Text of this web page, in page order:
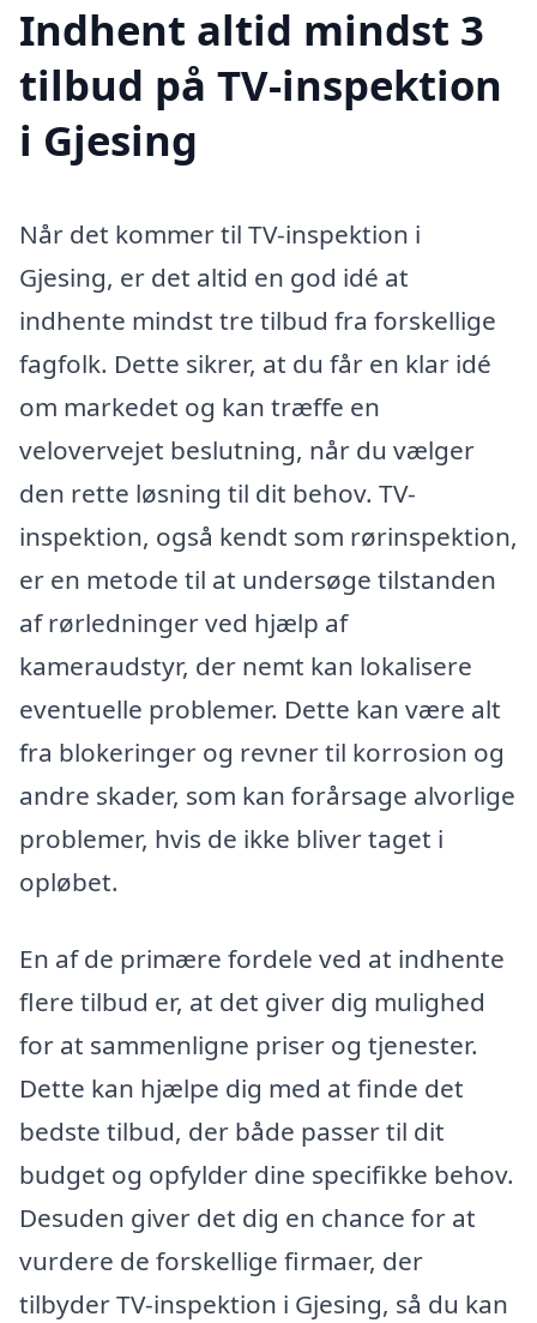
Indhent altid mindst 3
tilbud på TV-inspektion
i Gjesing
Når det kommer til TV-inspektion i
Gjesing, er det altid en god idé at
indhente mindst tre tilbud fra forskellige
fagfolk. Dette sikrer, at du får en klar idé
om markedet og kan træffe en
velovervejet beslutning, når du vælger
den rette løsning til dit behov. TV-
inspektion, også kendt som rørinspektion,
er en metode til at undersøge tilstanden
af rørledninger ved hjælp af
kameraudstyr, der nemt kan lokalisere
eventuelle problemer. Dette kan være alt
fra blokeringer og revner til korrosion og
andre skader, som kan forårsage alvorlige
problemer, hvis de ikke bliver taget i
opløbet.
En af de primære fordele ved at indhente
flere tilbud er, at det giver dig mulighed
for at sammenligne priser og tjenester.
Dette kan hjælpe dig med at finde det
bedste tilbud, der både passer til dit
budget og opfylder dine specifikke behov.
Desuden giver det dig en chance for at
vurdere de forskellige firmaer, der
tilbyder TV-inspektion i Gjesing, så du kan